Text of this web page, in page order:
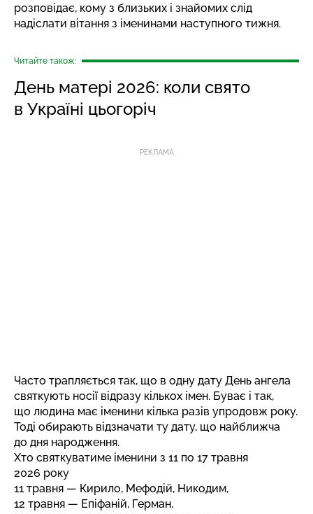
розповідає, кому з близьких і знайомих слід
надіслати вітання з іменинами наступного тижня.
Читайте також:
День матері 2026: коли свято
в Україні цьогоріч
РЕКЛАМА
Часто трапляється так, що в одну дату День ангела
святкують носії відразу кількох імен. Буває і так,
що людина має іменини кілька разів упродовж року.
Тоді обирають відзначати ту дату, що найближча
до дня народження.
Хто святкуватиме іменини з 11 по 17 травня
2026 року
11 травня — Кирило, Мефодій, Никодим,
12 травня — Епіфаній, Герман,